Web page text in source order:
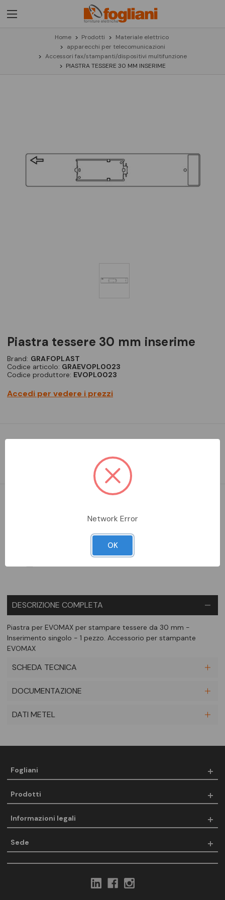
Home Prodotti
Materiale elettrico
apparecchi per telecomunicazioni
Accessori fax/stampanti/dispositivi multifunzione
PIASTRA TESSERE 30 MM INSERIME
piastra tessere 30 mm inserime
Brand: GRAFOPLAST
Codice articolo: GRAEVOPL0023
Codice produttore: EVOPL0023
Accedi per vedere i prezzi
Aggiungi alla comparazione
DESCRIZIONE COMPLETA
Piastra per EVOMAX per stampare tessere da 30 mm -
Inserimento singolo - 1 pezzo. Accessorio per stampante
EVOMAX
SCHEDA TECNICA
DOCUMENTAZIONE
DATI METEL
Fogliani
Prodotti
Informazioni legali
Sede
Network Error
OK